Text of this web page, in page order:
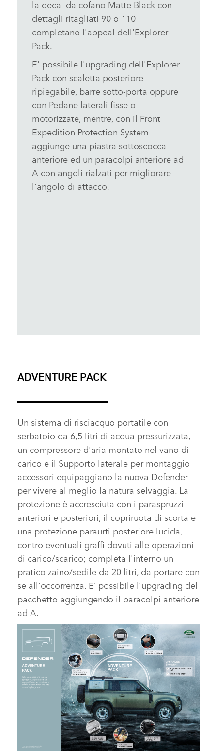
la decal da cofano Matte Black con
dettagli ritagliati 90 o 110
completano l'appeal dell'Explorer
Pack.
E' possibile l'upgrading dell'Explorer
Pack con scaletta posteriore
ripiegabile, barre sotto‑porta oppure
con Pedane laterali fisse o
motorizzate, mentre, con il Front
Expedition Protection System
aggiunge una piastra sottoscocca
anteriore ed un paracolpi anteriore ad
A con angoli rialzati per migliorare
l'angolo di attacco.
ADVENTURE PACK
Un sistema di risciacquo portatile con
serbatoio da 6,5 litri di acqua pressurizzata,
un compressore d'aria montato nel vano di
carico e il Supporto laterale per montaggio
accessori equipaggiano la nuova Defender
per vivere al meglio la natura selvaggia. La
protezione è accresciuta con i paraspruzzi
anteriori e posteriori, il copriruota di scorta e
una protezione paraurti posteriore lucida,
contro eventuali graffi dovuti alle operazioni
di carico/scarico; completa l'interno un
pratico zaino/sedile da 20 litri, da portare con
se all'occorrenza. E’ possibile l'upgrading del
pacchetto aggiungendo il paracolpi anteriore
ad A.